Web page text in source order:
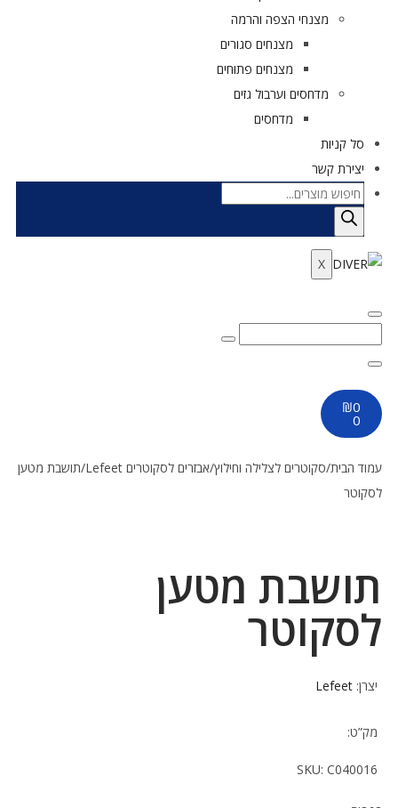
מצנחי הצפה והרמה
מצנחים סגורים
מצנחים פתוחים
מדחסים וערבול גזים
מדחסים
סל קניות
יצירת קשר
X
₪0
0
עמוד הבית/סקוטרים לצלילה וחילוץ/אבזרים לסקוטרים Lefeet /תושבת מטען
לסקוטר
תושבת מטען
לסקוטר
יצרן: Lefeet
מק”ט:
SKU: C040016